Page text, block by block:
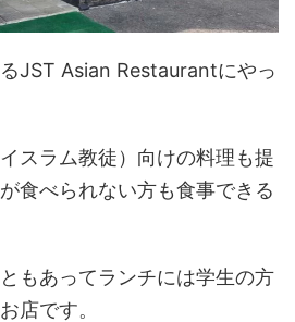
JST Asian Restaurantにやっ
スラム教徒）向けの料理も提
食べられない方も食事できる
もあってランチには学生の方
店です。